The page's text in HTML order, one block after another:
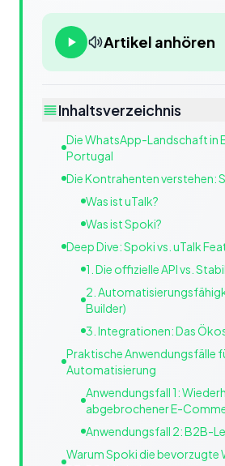
Artikel anhören
Inhaltsverzeichnis
Die WhatsApp-Landschaft in
Portugal
Die Kontrahenten verstehen:
Was ist uTalk?
Was ist Spoki?
Deep Dive: Spoki vs. uTalk
1. Die offizielle API vs.
2.
Builder)
3. Integrationen: Das
Praktische Anwendungsfälle
Automatisierung
Anwendungsfall 1:
abgebrochener E-
Anwendungsfall 2: B2B-
Warum Spoki die bevorzugte